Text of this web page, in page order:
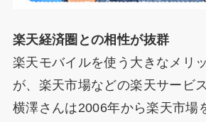
楽天経済圏との相性が抜群
楽天モバイルを使う大きなメリ
が、楽天市場などの楽天サービ
横澤さんは2006年から楽天市場